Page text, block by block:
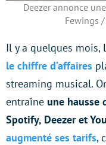
Deezer annonce
Fewings /
Il y a quelques mois,
le chiffre d’affaires
streaming musical.
entraîne une hausse
Spotify, Deezer et
augmenté ses tarifs,